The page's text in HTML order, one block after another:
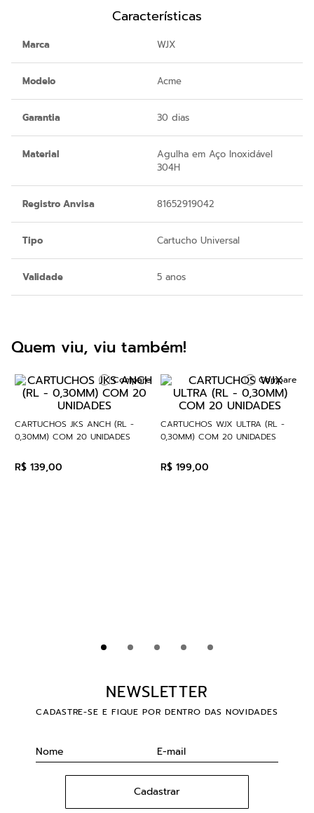
Características
Marca WJX
Modelo Acme
Garantia 30 dias
Material
Agulha em Aço Inoxidável
304H
Registro Anvisa 81652919042
Tipo Cartucho Universal
Validade 5 anos
Quem viu, viu também!
Compare Compare
NEWSLETTER
CADASTRE-SE E FIQUE POR DENTRO DAS NOVIDADES
Cadastrar